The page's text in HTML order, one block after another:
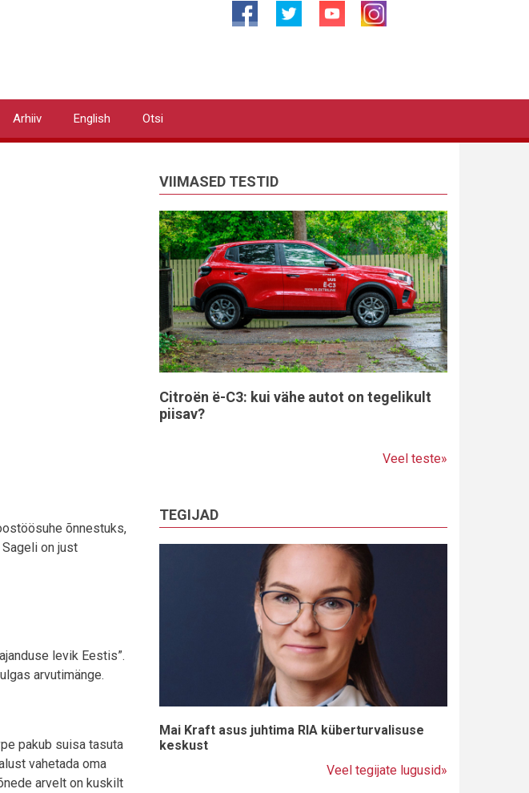
Arhiiv English Otsi
õnnestuks,
on just
levik Eestis”.
arvutimänge.
pakub suisa tasuta
vahetada oma
arvelt on kuskilt
VIIMASED TESTID
Citroën ë-C3: kui vähe autot on tegelikult
piisav?
Veel teste»
TEGIJAD
Mai Kraft asus juhtima RIA küberturvalisuse
keskust
Veel tegijate lugusid»